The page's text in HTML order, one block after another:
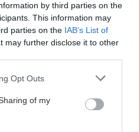
by third parties on the
This information may
parties on the IAB’s List of
may further disclose it to other
uses one or more Google
behaviour. You may click to
and its third-party tags to
purposes in below Google
Opt Outs
of my